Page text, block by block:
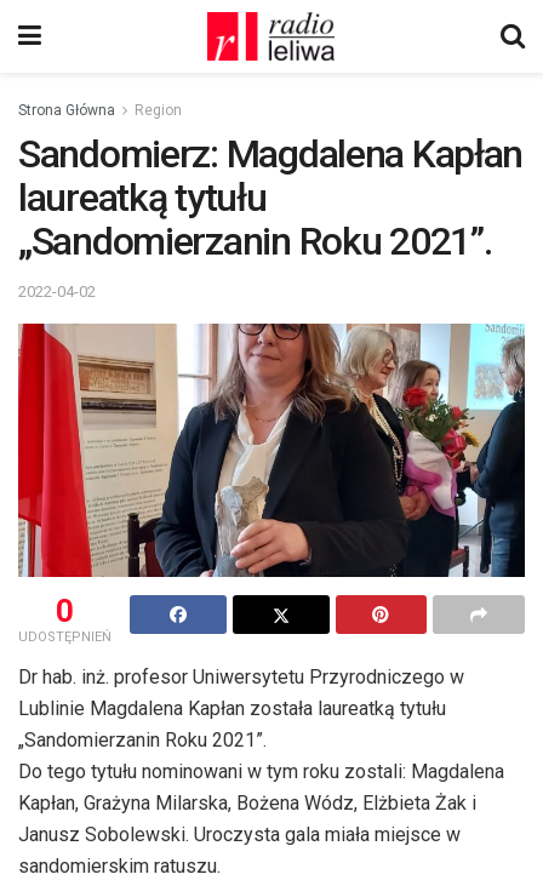
Strona Główna Region
Sandomierz: Magdalena Kapłan
laureatką tytułu
„Sandomierzanin Roku 2021”.
2022-04-02
0
UDOSTĘPNIEŃ
Dr hab. inż. profesor Uniwersytetu Przyrodniczego w
Lublinie Magdalena Kapłan została laureatką tytułu
„Sandomierzanin Roku 2021”.
Do tego tytułu nominowani w tym roku zostali: Magdalena
Kapłan, Grażyna Milarska, Bożena Wódz, Elżbieta Żak i
Janusz Sobolewski. Uroczysta gala miała miejsce w
sandomierskim ratuszu.